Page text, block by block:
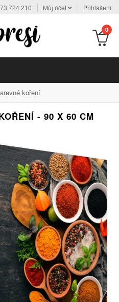
724 210 Můj účet Přihlášení
0
koření
- 90 X 60 CM